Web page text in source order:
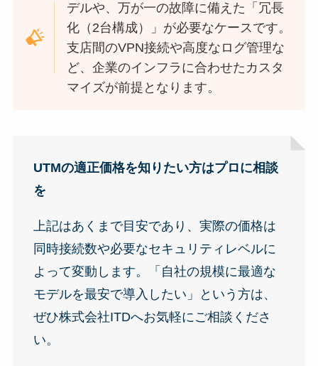
デルや、万が一の故障に備えた「冗長
化（2台構成）」が必要なケースです。
支店間のVPN接続や高度なログ管理な
ど、企業のインフラに合わせたカスタ
マイズが前提となります。
UTMの適正価格を知りたい方はプロに相談
を
上記はあくまで目安であり、実際の価格は
同時接続数や必要なセキュリティレベルに
よって変動します。「自社の規模に最適な
モデルを最安で導入したい」という方は、
ぜひ株式会社ITDへお気軽にご相談くださ
い。